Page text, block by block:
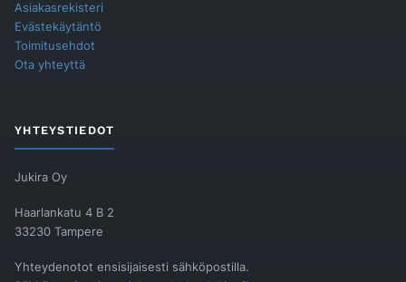
Asiakasrekisteri
Evästekäytäntö
Toimitusehdot
Ota yhteyttä
YHTEYSTIEDOT
Jukira Oy
Haarlankatu 4 B 2
33230 Tampere
Yhteydenotot ensisijaisesti sähköpostilla.